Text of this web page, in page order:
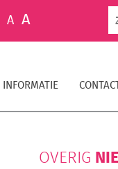
A A
INFORMATIE
OVERIG